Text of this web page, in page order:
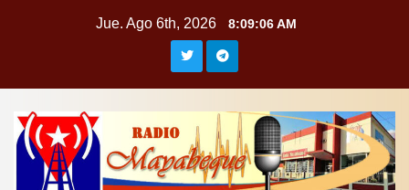
Jue. Ago 6th, 2026 8:09:06 AM